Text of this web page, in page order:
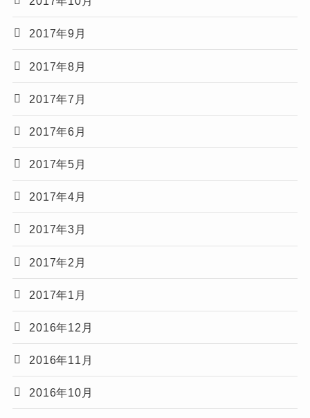
2017年9月
2017年8月
2017年7月
2017年6月
2017年5月
2017年4月
2017年3月
2017年2月
2017年1月
2016年12月
2016年11月
2016年10月